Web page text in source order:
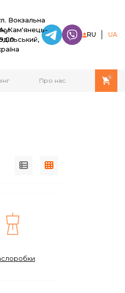
Вокзальна
Кам'янець-
RU UA
Про нас 0